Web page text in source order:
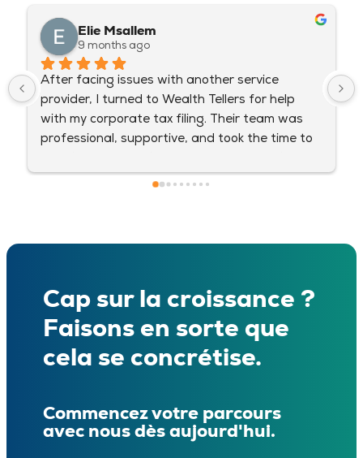
Amani Hammoud
9 months ago
Very satisfied with Wealth Tellers! Everything
from company registration to bank account
opening was handled perfectly.
Cap sur la croissance ?
Faisons en sorte que
cela se concrétise.
Commencez votre parcours
avec nous dès aujourd'hui.